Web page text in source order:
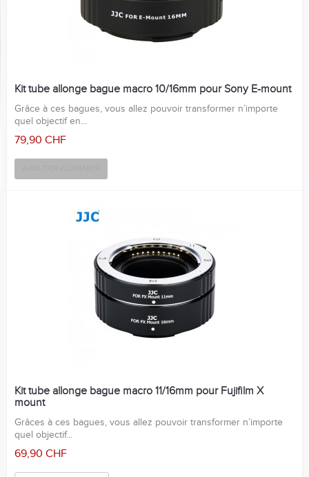
Kit tube allonge bague macro 10/16mm pour Sony E-mount
Grâce à ces bagues, vous allez pouvoir transformer n’importe
quel objectif en...
79,90 CHF
Kit tube allonge bague macro 11/16mm pour Fujifilm X
mount
Grâces à ces bagues, vous allez pouvoir transformer n’importe
quel objectif...
69,90 CHF